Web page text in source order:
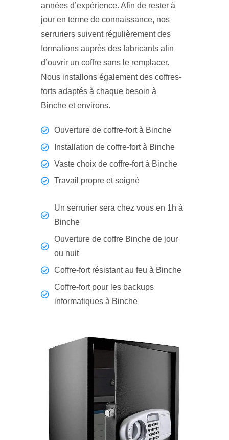
années d’expérience. Afin de rester à
jour en terme de connaissance, nos
serruriers suivent régulièrement des
formations auprès des fabricants afin
d’ouvrir un coffre sans le remplacer.
Nous installons également des coffres-
forts adaptés à chaque besoin à
Binche et environs.
Ouverture de coffre-fort à Binche
Installation de coffre-fort à Binche
Vaste choix de coffre-fort à Binche
Travail propre et soigné
Un serrurier sera chez vous en 1h à
Binche
Ouverture de coffre Binche de jour
ou nuit
Coffre-fort résistant au feu à Binche
Coffre-fort pour les backups
informatiques à Binche